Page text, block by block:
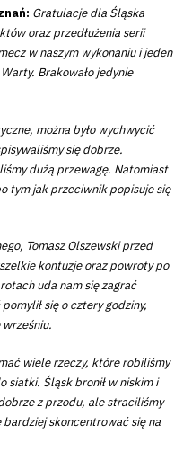
Gratulacje dla Śląska
oraz przedłużenia serii
w naszym wykonaniu i jeden
Brakowało jedynie
można było wychwycić
się dobrze.
dużą przewagę. Natomiast
tym jak przeciwnik popisuje się
Tomasz Olszewski przed
kontuzje oraz powroty po
uda nam się zagrać
się o cztery godziny,
wrześniu.
wiele rzeczy, które robiliśmy
siatki. Śląsk bronił w niskim i
z przodu, ale straciliśmy
bardziej skoncentrować się na